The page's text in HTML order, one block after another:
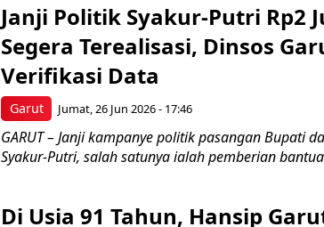
Garut
Janji Politik Syakur-Putri Rp2
Segera Terealisasi, Dinsos
Verifikasi Data
Jumat, 26 Jun 2026 - 17:46
GARUT – Janji kampanye politik pasangan Bupati
Syakur-Putri, salah satunya ialah pemberian
Di Usia 91 Tahun, Hansip